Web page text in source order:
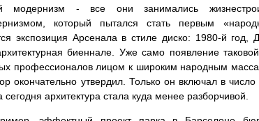
модернизм - все они занимались
который пытался стать первым
экспозиция Арсенала в стиле диско: 1980-й
биеннале. Уже само появление
профессионалов лицом к широким народным
окончательно утвердил. Только он включал в
сегодня архитектура стала куда менее разборчивой.